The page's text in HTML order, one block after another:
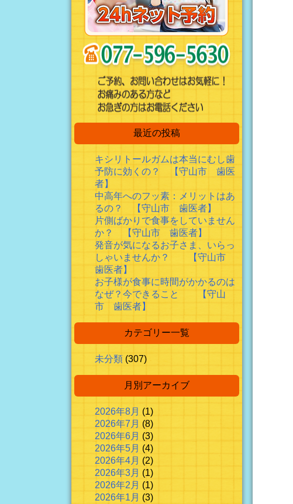
最近の投稿
キシリトールガムは本当にむし歯
予防に効くの？ 【守山市 歯医
者】
中高年へのフッ素：メリットはあ
るの？ 【守山市 歯医者】
片側ばかりで食事をしていません
か？ 【守山市 歯医者】
発音が気になるお子さま、いらっ
しゃいませんか？ 【守山市
歯医者】
お子様が食事に時間がかかるのは
なぜ？今できること 【守山
市 歯医者】
カテゴリー一覧
未分類 (307)
月別アーカイブ
2026年8月 (1)
2026年7月 (8)
2026年6月 (3)
2026年5月 (4)
2026年4月 (2)
2026年3月 (1)
2026年2月 (1)
2026年1月 (3)